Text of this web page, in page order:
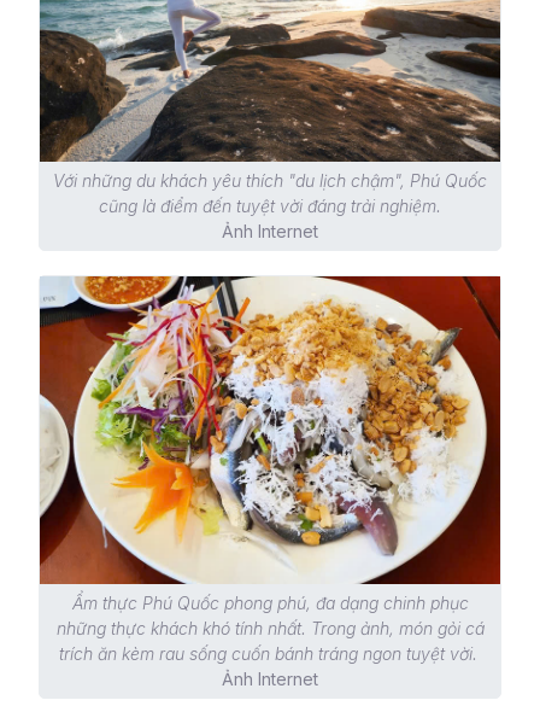
Với những du khách yêu thích "du lịch chậm", Phú Quốc
cũng là điểm đến tuyệt vời đáng trải nghiệm.
Ảnh Internet
Ẩm thực Phú Quốc phong phú, đa dạng chinh phục
những thực khách khó tính nhất. Trong ảnh, món gỏi cá
trích ăn kèm rau sống cuốn bánh tráng ngon tuyệt vời.
Ảnh Internet